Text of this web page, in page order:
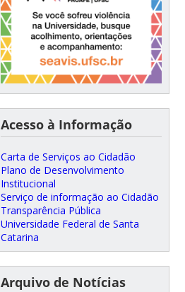
Acesso à Informação
Carta de Serviços ao Cidadão
Plano de Desenvolvimento
Institucional
Serviço de informação ao Cidadão
Transparência Pública
Universidade Federal de Santa
Catarina
Arquivo de Notícias